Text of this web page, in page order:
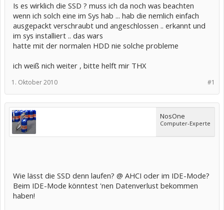
Is es wirklich die SSD ? muss ich da noch was beachten
wenn ich solch eine im Sys hab ... hab die nemlich einfach
ausgepackt verschraubt und angeschlossen .. erkannt und
im sys installiert .. das wars
hatte mit der normalen HDD nie solche probleme
ich weiß nich weiter , bitte helft mir THX
#1
1. Oktober 2010
NosOne
Computer-Experte
Wie lässt die SSD denn laufen? @ AHCI oder im IDE-Mode?
Beim IDE-Mode könntest 'nen Datenverlust bekommen
haben!